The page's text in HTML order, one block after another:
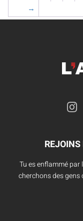
→
REJOINS
Tu es enflammé par
cherchons des gens